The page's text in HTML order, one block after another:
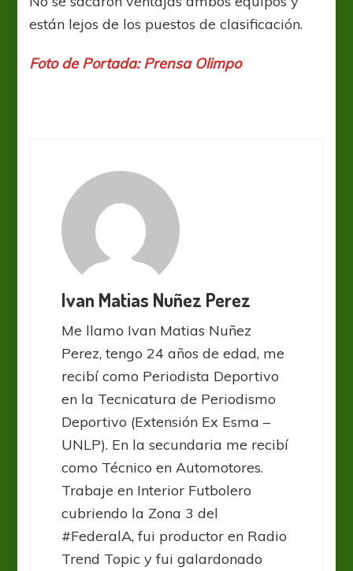
están lejos de los puestos de clasificación.
Foto de Portada: Prensa Olimpo
Ivan Matias Nuñez Perez
Me llamo Ivan Matias Nuñez
Perez, tengo 24 años de edad, me
recibí como Periodista Deportivo
en la Tecnicatura de Periodismo
Deportivo (Extensión Ex Esma –
UNLP). En la secundaria me recibí
como Técnico en Automotores.
Trabaje en Interior Futbolero
cubriendo la Zona 3 del
#FederalA, fui productor en Radio
Trend Topic y fui galardonado